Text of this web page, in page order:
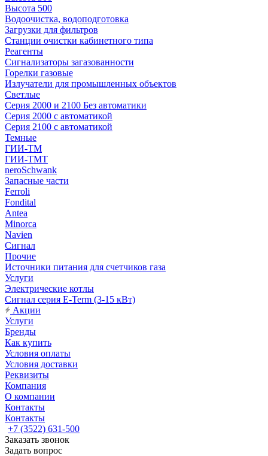
Высота 500
Водоочистка, водоподготовка
Загрузки для фильтров
Станции очистки кабинетного типа
Реагенты
Сигнализаторы загазованности
Горелки газовые
Излучатели для промышленных объектов
Светлые
Серия 2000 и 2100 Без автоматики
Серия 2000 с автоматикой
Серия 2100 с автоматикой
Темные
ГИИ-ТМ
ГИИ-ТМТ
neroSchwank
Запасные части
Ferroli
Fondital
Antea
Minorca
Navien
Сигнал
Прочие
Источники питания для счетчиков газа
Услуги
Электрические котлы
Сигнал серия E-Term (3-15 кВт)
Акции
Услуги
Бренды
Как купить
Условия оплаты
Условия доставки
Реквизиты
Компания
О компании
Контакты
Контакты
+7 (3522) 631-500
Заказать звонок
Задать вопрос